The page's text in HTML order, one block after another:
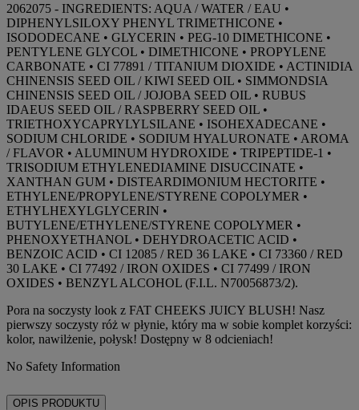
2062075 - INGREDIENTS: AQUA / WATER / EAU •
DIPHENYLSILOXY PHENYL TRIMETHICONE •
ISODODECANE • GLYCERIN • PEG-10 DIMETHICONE •
PENTYLENE GLYCOL • DIMETHICONE • PROPYLENE
CARBONATE • CI 77891 / TITANIUM DIOXIDE • ACTINIDIA
CHINENSIS SEED OIL / KIWI SEED OIL • SIMMONDSIA
CHINENSIS SEED OIL / JOJOBA SEED OIL • RUBUS
IDAEUS SEED OIL / RASPBERRY SEED OIL •
TRIETHOXYCAPRYLYLSILANE • ISOHEXADECANE •
SODIUM CHLORIDE • SODIUM HYALURONATE • AROMA
/ FLAVOR • ALUMINUM HYDROXIDE • TRIPEPTIDE-1 •
TRISODIUM ETHYLENEDIAMINE DISUCCINATE •
XANTHAN GUM • DISTEARDIMONIUM HECTORITE •
ETHYLENE/PROPYLENE/STYRENE COPOLYMER •
ETHYLHEXYLGLYCERIN •
BUTYLENE/ETHYLENE/STYRENE COPOLYMER •
PHENOXYETHANOL • DEHYDROACETIC ACID •
BENZOIC ACID • CI 12085 / RED 36 LAKE • CI 73360 / RED
30 LAKE • CI 77492 / IRON OXIDES • CI 77499 / IRON
OXIDES • BENZYL ALCOHOL (F.I.L. N70056873/2).
Pora na soczysty look z FAT CHEEKS JUICY BLUSH! Nasz
pierwszy soczysty róż w płynie, który ma w sobie komplet korzyści:
kolor, nawilżenie, połysk! Dostępny w 8 odcieniach!
No Safety Information
OPIS PRODUKTU